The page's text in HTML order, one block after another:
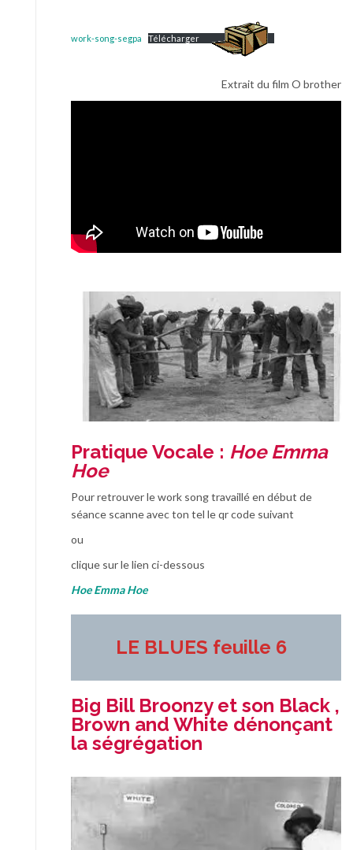
work-song-segpa Télécharger
Extrait du film O brother
Pratique Vocale : Hoe Emma
Hoe
Pour retrouver le work song travaillé en début de
séance scanne avec ton tel le qr code suivant
ou
clique sur le lien ci-dessous
Hoe Emma Hoe
LE BLUES feuille 6
Big Bill Broonzy et son Black ,
Brown and White dénonçant
la ségrégation